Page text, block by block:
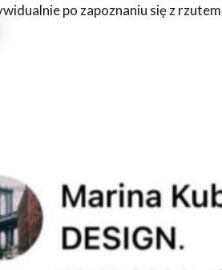
po zapoznaniu się z rzutem